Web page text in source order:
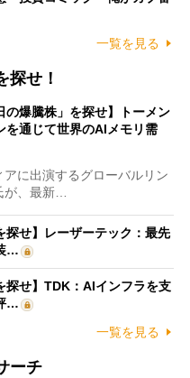
一覧を見る
探せ！
の爆騰株」を探せ】トーメン
を通じて世界のAIメモリ需
に出演するグローバルリン
が、最新…
探せ】レーザーテック：最先
…
探せ】TDK：AIインフラを支
…
一覧を見る
ーチ